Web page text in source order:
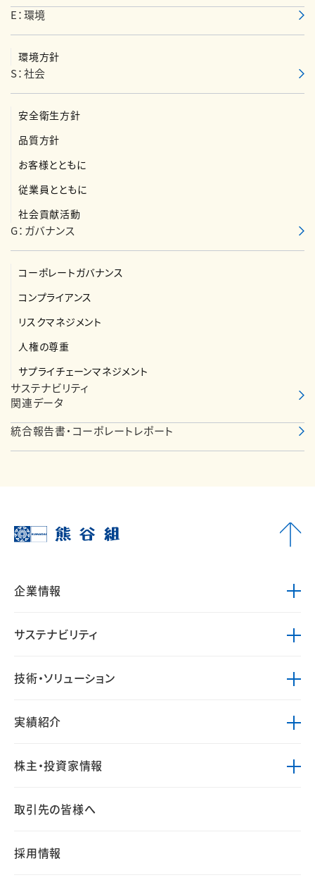
E：環境
環境方針
S：社会
安全衛生方針
品質方針
お客様とともに
従業員とともに
社会貢献活動
G：ガバナンス
コーポレートガバナンス
コンプライアンス
リスクマネジメント
人権の尊重
サプライチェーンマネジメント
サステナビリティ
関連データ
統合報告書・コーポレートレポート
企業情報
サステナビリティ
技術・ソリューション
実績紹介
株主・投資家情報
取引先の皆様へ
採用情報